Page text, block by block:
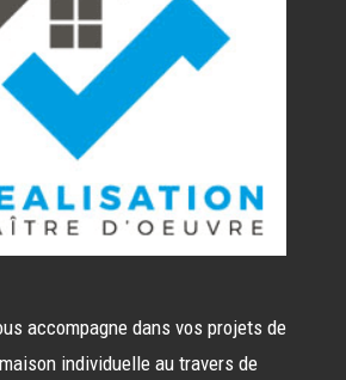
accompagne dans vos projets de
individuelle au travers de